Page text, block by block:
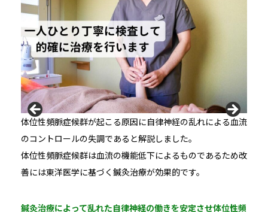
体位性頻脈症候群が起こる原因に自律神経の乱れによる血流
のコントロールの失調であると解説しました。
体位性頻脈症候群は血流の機能低下によるものであるため改
善には東洋医学に基づく鍼灸治療が効果的です。
鍼灸治療によって乱れた自律神経の働きを安定させ体位性頻